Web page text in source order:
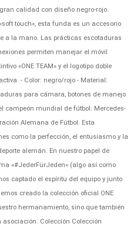
calidad con diseño negro-rojo.
touch», esta funda es un accesorio
a la mano. Las prácticas escotaduras
permiten manejar el móvil
«ONE TEAM» y el logotipo doble
- Color: negro/rojo - Material:
para cámara, botones de manejo
campeón mundial de fútbol: Mercedes-
Alemana de Fútbol. Esta
como la perfección, el entusiasmo y la
alemán. En nuestro papel de
«#JederFürJeden» (algo así como
captado el espíritu del equipo y junto
creado la colección oficial ONE
hermanamiento, sino que también
Colección Colección